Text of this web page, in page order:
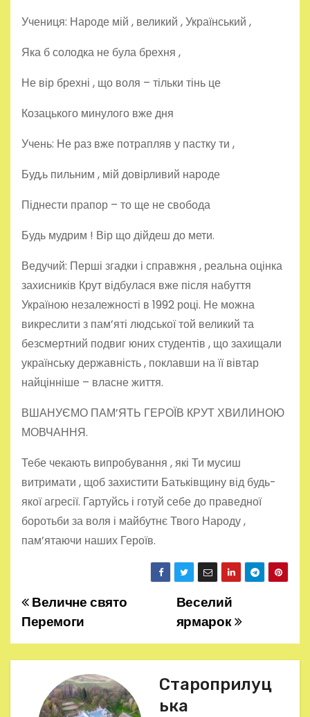
Учениця: Народе мій , великий , Український ,
Яка б солодка не була брехня ,
Не вір брехні , що воля – тільки тінь це
Козацького минулого вже дня
Учень: Не раз вже потрапляв у пастку ти ,
Буд,ь пильним , мій довірливий народе
Піднести прапор – то ще не свобода
Будь мудрим ! Вір що дійдеш до мети.
Ведучий: Перші згадки і справжня , реальна оцінка
захисників Крут відбулася вже після набуття
Україною незалежності в 1992 році. Не можна
викреслити з пам’яті людської той великий та
безсмертний подвиг юних студентів , що захищали
українську державність , поклавши на її вівтар
найцінніше – власне життя.
ВШАНУЄМО ПАМ’ЯТЬ ГЕРОЇВ КРУТ ХВИЛИНОЮ
МОВЧАННЯ.
Тебе чекають випробування , які Ти мусиш
витримати , щоб захистити Батьківщину від будь-
якої агресії. Гартуйсь і готуй себе до праведної
боротьби за воля і майбутнє Твого Народу ,
пам’ятаючи наших Героїв.
Н
а
в
Веселий
ярмарок
Величне свято
Перемоги
Староприлуц
ька